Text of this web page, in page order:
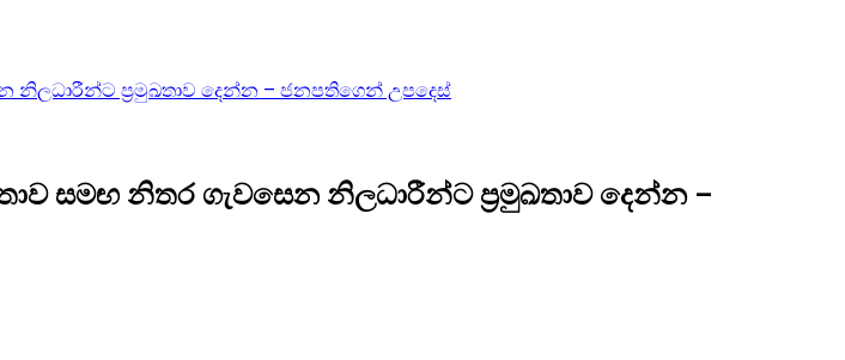
නිලධාරීන්ට ප්‍රමුඛතාව දෙන්න – ජනපතිගෙන් උපදෙස්
සමඟ නිතර ගැවසෙන නිලධාරීන්ට ප්‍රමුඛතාව දෙන්න –